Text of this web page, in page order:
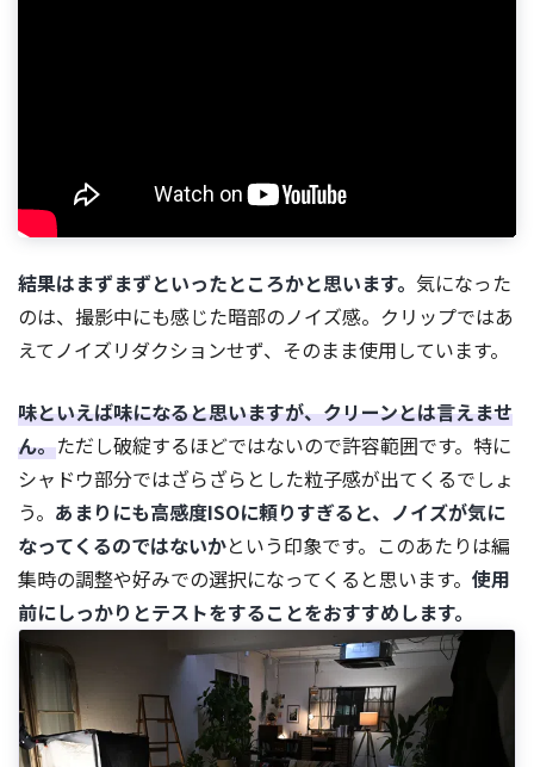
結果はまずまずといったところかと思います。 気になった
のは、撮影中にも感じた暗部のノイズ感。クリップではあ
えてノイズリダクションせず、そのまま使用しています。
味といえば味になると思いますが、クリーンとは言えませ
ん。ただし破綻するほどではないので許容範囲です。特に
シャドウ部分ではざらざらとした粒子感が出てくるでしょ
う。 あまりにも高感度ISOに頼りすぎると、ノイズが気に
なってくるのではないかという印象です。このあたりは編
集時の調整や好みでの選択になってくると思います。 使用
前にしっかりとテストをすることをおすすめします。